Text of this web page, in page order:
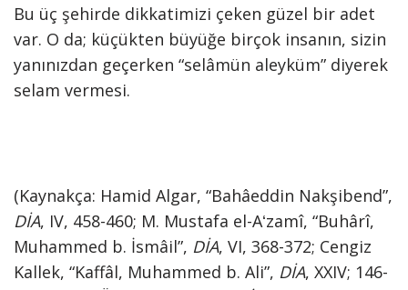
Bu üç şehirde dikkatimizi çeken güzel bir adet
var. O da; küçükten büyüğe birçok insanın, sizin
yanınızdan geçerken “selâmün aleyküm” diyerek
selam vermesi.
(Kaynakça: Hamid Algar, “Bahâeddin Nakşibend”,
DİA, IV, 458-460; M. Mustafa el-Aʻzamî, “Buhârî,
Muhammed b. İsmâil”, DİA, VI, 368-372; Cengiz
Kallek, “Kaffâl, Muhammed b. Ali”, DİA, XXIV; 146-